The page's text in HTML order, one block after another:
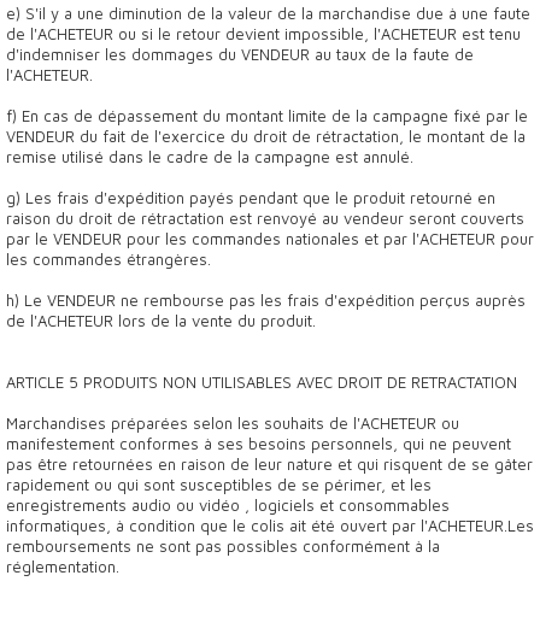
e) S'il y a une diminution de la valeur de la marchandise due à une faute
de l'ACHETEUR ou si le retour devient impossible, l'ACHETEUR est tenu
d'indemniser les dommages du VENDEUR au taux de la faute de
l'ACHETEUR.
f) En cas de dépassement du montant limite de la campagne fixé par le
VENDEUR du fait de l'exercice du droit de rétractation, le montant de la
remise utilisé dans le cadre de la campagne est annulé.
g) Les frais d'expédition payés pendant que le produit retourné en
raison du droit de rétractation est renvoyé au vendeur seront couverts
par le VENDEUR pour les commandes nationales et par l'ACHETEUR pour
les commandes étrangères.
h) Le VENDEUR ne rembourse pas les frais d'expédition perçus auprès
de l'ACHETEUR lors de la vente du produit.
ARTICLE 5 PRODUITS NON UTILISABLES AVEC DROIT DE RETRACTATION
Marchandises préparées selon les souhaits de l'ACHETEUR ou
manifestement conformes à ses besoins personnels, qui ne peuvent
pas être retournées en raison de leur nature et qui risquent de se gâter
rapidement ou qui sont susceptibles de se périmer, et les
enregistrements audio ou vidéo , logiciels et consommables
informatiques, à condition que le colis ait été ouvert par l'ACHETEUR.Les
remboursements ne sont pas possibles conformément à la
réglementation.